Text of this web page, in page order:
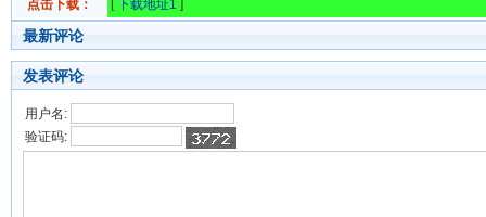
点击下载： [下载地址1 ]
最新评论
发表评论
用户名:
验证码: